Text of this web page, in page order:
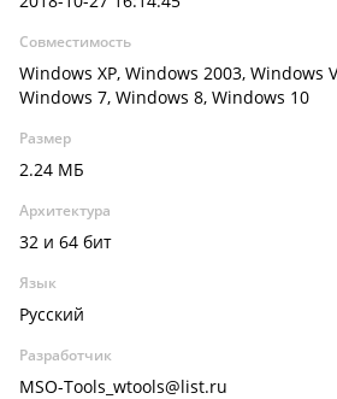
Совместимость
Windows XP, Windows 2003, Windows
Windows 7, Windows 8, Windows 10
Размер
2.24 МБ
Архитектура
32 и 64 бит
Язык
Русский
Разработчик
MSO-Tools_wtools@list.ru